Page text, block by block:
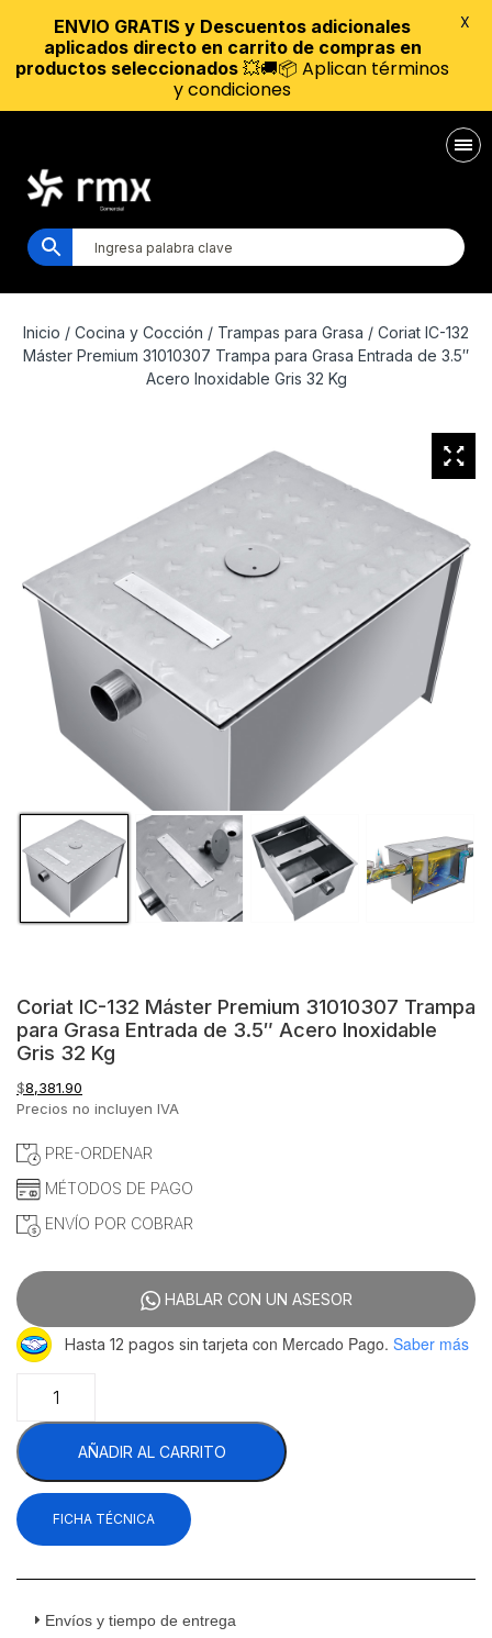
Inicio / Cocina y Cocción / Trampas para Grasa / Coriat IC-132
Máster Premium 31010307 Trampa para Grasa Entrada de 3.5″
Acero Inoxidable Gris 32 Kg
Coriat IC-132 Máster Premium 31010307 Trampa
para Grasa Entrada de 3.5″ Acero Inoxidable
Gris 32 Kg
$8,381.90
Precios no incluyen IVA
PRE-ORDENAR
MÉTODOS DE PAGO
ENVÍO POR COBRAR
HABLAR CON UN ASESOR
Hasta 12 pagos sin tarjeta con Mercado Pago. Saber más
132
Máster
Premium
31010307
Trampa
para
AÑADIR AL CARRITO
FICHA TÉCNICA
Envíos y tiempo de entrega
ENVIO GRATIS y Descuentos adicionales
aplicados directo en carrito de compras en
productos seleccionados 💥🚚📦 Aplican términos
y condiciones
X